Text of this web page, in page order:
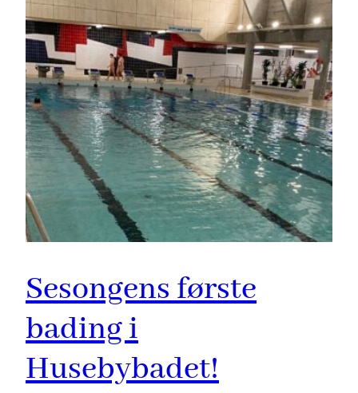
Sesongens første
bading i
Husebybadet!